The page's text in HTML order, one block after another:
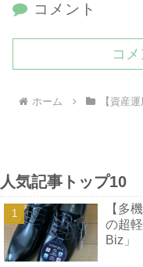
コメント
コ
ホーム 【資産
人気記事トップ10
【多
の超
Biz」